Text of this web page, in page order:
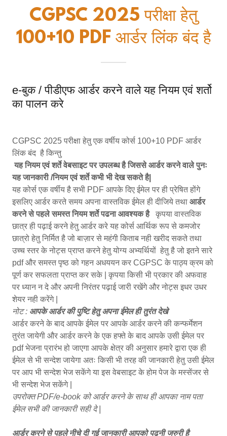
CGPSC 2025 परीक्षा हेतु
100+10 PDF आर्डर लिंक बंद है
e-बुक / पीडीएफ आर्डर करने वाले यह नियम एवं शर्तो
का पालन करे
CGPSC 2025 परीक्षा हेतु एक वर्षीय कोर्स 100+10 PDF आर्डर
लिंक बंद है किन्तु
यह नियम एवं शर्ते वेबसाइट पर उपलब्ध है जिससे आर्डर करने वाले पुनः
यह जानकारी /नियम एवं शर्ते कभी भी देख सकते है|
यह कोर्स एक वर्षीय है सभी PDF आपके दिए ईमेल पर ही प्रेषित होंगे
इसलिए आर्डर करते समय अपना वास्तविक ईमेल ही दीजिये तथा आर्डर
करने से पहले समस्त नियम शर्ते पढना आवश्यक है
कृपया वास्तविक
छात्र ही पढ़ाई करने हेतु आर्डर करे यह कोर्स आर्थिक रूप से कमजोर
छात्रो हेतु निर्मित है जो बाज़ार से महंगी किताब नही खरीद सकते तथा
उच्च स्तर के नोट्स प्राप्त करने हेतु योग्य अभ्यर्थियों हेतु है जो इतने सारे
pdf और समस्त पृष्ठ को गहन अधययन कर CGPSC के पाठ्य क्रम को
पूर्ण कर सफलता प्राप्त कर सके | कृपया किसी भी प्रकार की अफवाह
पर ध्यान न दे और अपनी निरंतर पढ़ाई जारी रखेंगे और नोट्स इधर उधर
शेयर नही करेंगे |
नोट : आपके आर्डर की पुष्टि हेतु अपना ईमेल ही तुरंत देखे
आर्डर करने के बाद आपके ईमेल पर आपके आर्डर करने की कन्फर्मेशन
तुरंत जायेगी और आर्डर करने के एक हफ्ते के बाद आपके उसी ईमेल पर
pdf भेजना प्रारंभ हो जाएगा आपके क्षेत्र की अनुसार हमारे द्वारा एक ही
ईमेल से भी सन्देश जायेगा अतः किसी भी तरह की जानकारी हेतु उसी ईमेल
पर आप भी सन्देश भेज सकेंगे या इस वेबसाइट के होम पेज के मस्सेंजर से
भी सन्देश भेज सकेंगे |
उपरोक्त PDF/e-book को आर्डर करने के साथ ही आपका नाम पता
ईमेल सभी की जानकारी सही दे |
आर्डर करने से पहले नीचे दी गई जानकारी आपको पढनी जरुरी है